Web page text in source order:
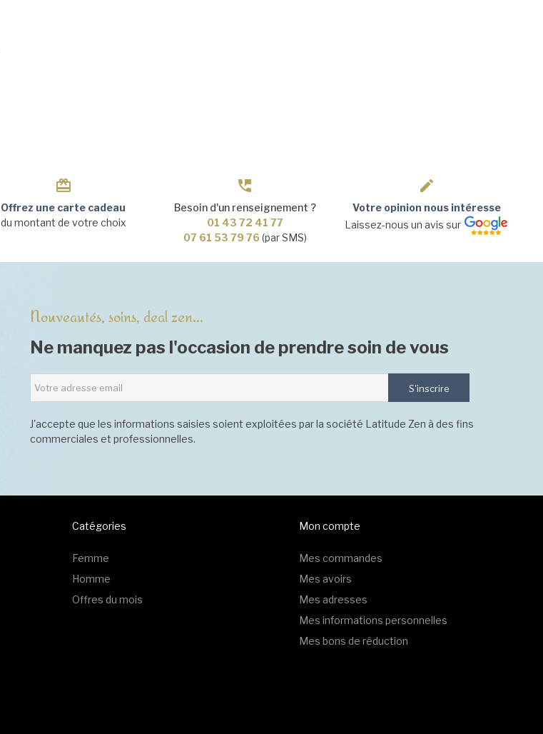
Offrez une carte cadeau
du montant de votre choix
Besoin d'un renseignement ?
01 43 72 41 77
07 61 53 79 76 (par SMS)
Votre opinion nous intéresse
Laissez-nous un avis sur
Nouveautés, soins, deal zen...
Ne manquez pas l'occasion de prendre soin de vous
S'inscrire
J'accepte que les informations saisies soient exploitées par la société Latitude Zen à des fins
commerciales et professionnelles.
Catégories
Femme
Homme
Offres du mois
Mon compte
Mes commandes
Mes avoirs
Mes adresses
Mes informations personnelles
Mes bons de réduction